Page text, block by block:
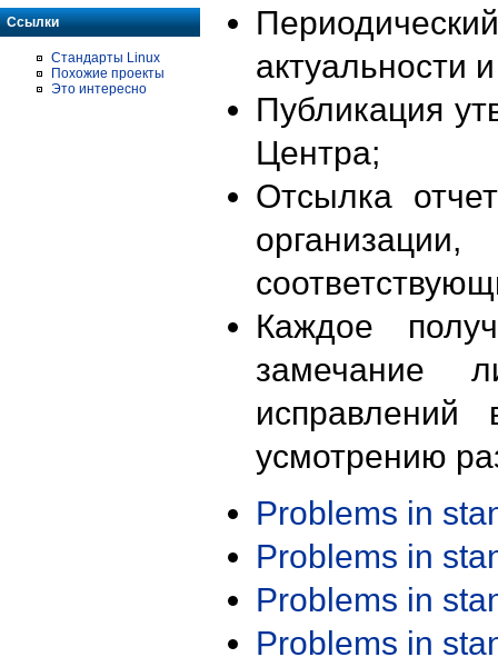
Ссылки
Стандарты Linux
Похожие проекты
Это интересно
актуальности
Публикация
Центра;
Отсылка
Каждое
замечание
исправлений
усмотрению
Problems in
Problems in
Problems in
Problems in